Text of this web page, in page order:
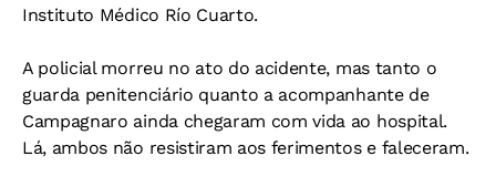
Instituto Médico Río Cuarto.
A policial morreu no ato do acidente, mas tanto o
guarda penitenciário quanto a acompanhante de
Campagnaro ainda chegaram com vida ao hospital.
Lá, ambos não resistiram aos ferimentos e faleceram.